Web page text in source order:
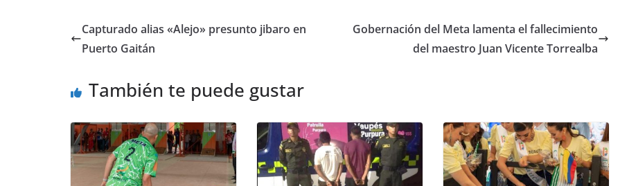
e
b
o
k
s
A
p
e
er
e
Capturado alias «Alejo» presunto jibaro en
Puerto Gaitán
Gobernación del Meta lamenta el fallecimiento
del maestro Juan Vicente Torrealba
También te puede gustar